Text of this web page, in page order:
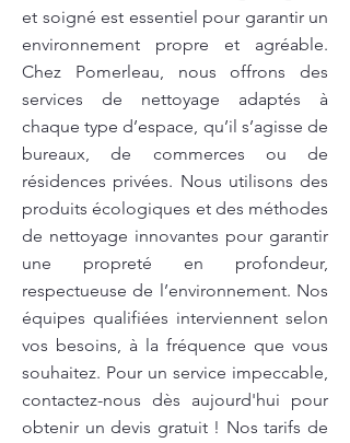
et soigné est essentiel pour garantir un
environnement propre et agréable.
Chez Pomerleau, nous offrons des
services de nettoyage adaptés à
chaque type d’espace, qu’il s’agisse de
bureaux, de commerces ou de
résidences privées. Nous utilisons des
produits écologiques et des méthodes
de nettoyage innovantes pour garantir
une propreté en profondeur,
respectueuse de l’environnement. Nos
équipes qualifiées interviennent selon
vos besoins, à la fréquence que vous
souhaitez. Pour un service impeccable,
contactez-nous dès aujourd'hui pour
obtenir un devis gratuit ! Nos tarifs de